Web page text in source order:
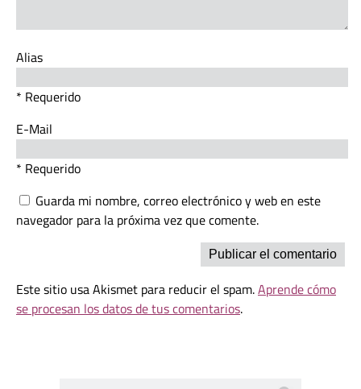
Alias
* Requerido
E-Mail
* Requerido
Guarda mi nombre, correo electrónico y web en este
navegador para la próxima vez que comente.
Este sitio usa Akismet para reducir el spam.Aprende cómo
se procesan los datos de tus comentarios.